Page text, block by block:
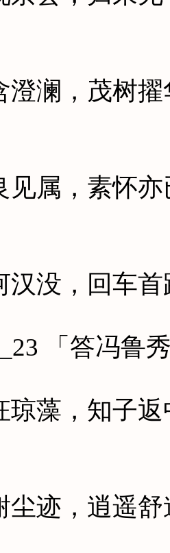
，茂树擢
，素怀亦
没，回车首
「答冯鲁秀
，知子返
，逍遥舒